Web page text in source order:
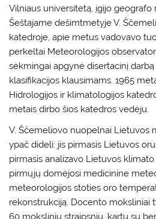
Vilniaus universitetą, įgijo
Šeštajame dešimtmetyje V.
katedroje, apie metus vadovavo
perkeltai Meteorologijos
sėkmingai apgynė disertacinį
klasifikacijos klausimams. 1965
Hidrologijos ir klimatologijos
metais dirbo šios katedros vedėju.
V. Ščemeliovo nuopelnai Lietuvos
ypač dideli: jis pirmasis Lietuvos
pirmasis analizavo Lietuvos
pirmųjų domėjosi medicinine
meteorologijos stoties oro
rekonstrukciją. Docento moksliniai
60 mokslinių straipsnių, kartu su